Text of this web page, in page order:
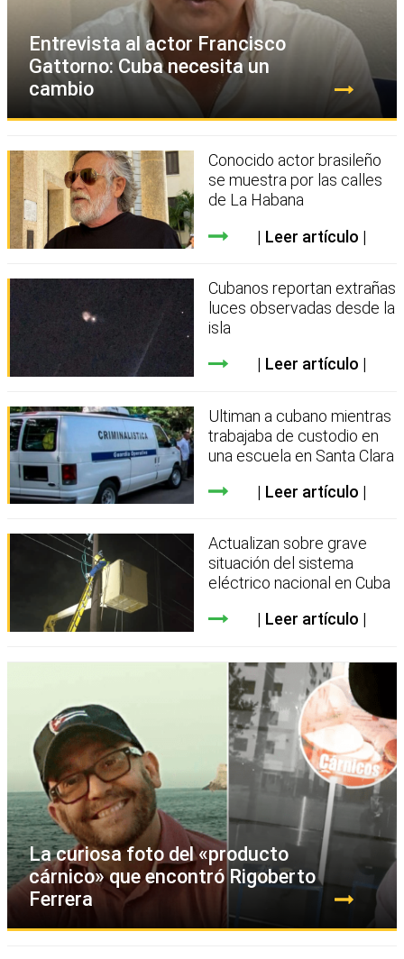
Entrevista al actor Francisco
Gattorno: Cuba necesita un
cambio
Conocido actor brasileño
se muestra por las calles
de La Habana
Leer artículo
Cubanos reportan extrañas
luces observadas desde la
isla
Leer artículo
Ultiman a cubano mientras
trabajaba de custodio en
una escuela en Santa Clara
Leer artículo
Actualizan sobre grave
situación del sistema
eléctrico nacional en Cuba
Leer artículo
La curiosa foto del «producto
cárnico» que encontró Rigoberto
Ferrera